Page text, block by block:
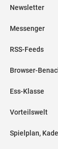
Newsletter
Messenger
RSS-Feeds
Browser-
Ess-Klasse
Vorteilswelt
Spielplan,